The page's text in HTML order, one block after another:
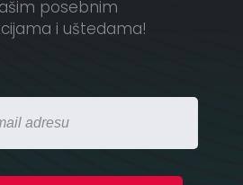
posebnim
i uštedama!